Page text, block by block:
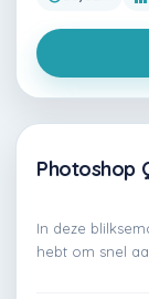
Premium
Photoshop
In deze
hebt om snel